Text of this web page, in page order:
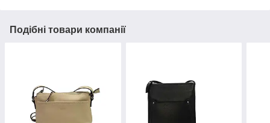
Подібні товари компанії